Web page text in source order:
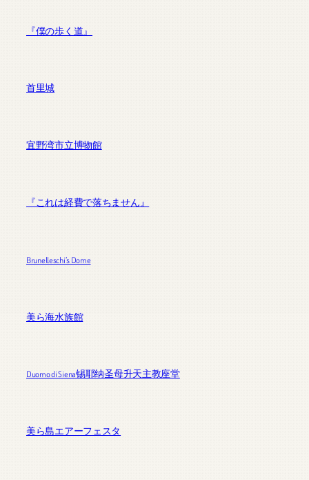
『僕の歩く道』
首里城
宜野湾市立博物館
『これは経費で落ちません』
Brunelleschi’s Dome
美ら海水族館
Duomo di Siena锡耶纳圣母升天主教座堂
美ら島エアーフェスタ